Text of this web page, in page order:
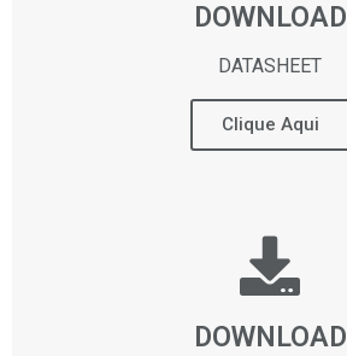
DOWNLOAD
DATASHEET
Clique Aqui
DOWNLOAD